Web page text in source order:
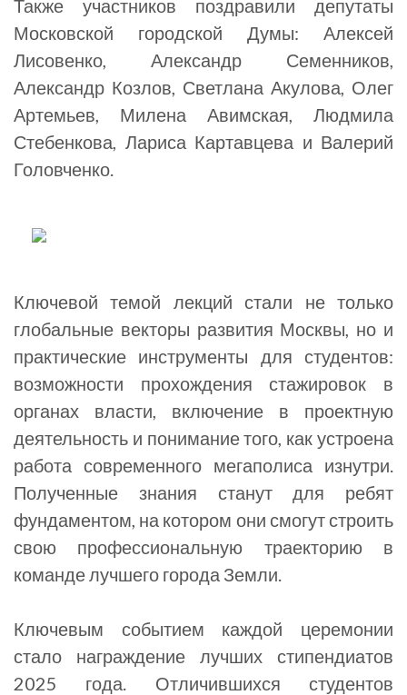
Также участников поздравили депутаты
Московской городской Думы: Алексей
Лисовенко, Александр Семенников,
Александр Козлов, Светлана Акулова, Олег
Артемьев, Милена Авимская, Людмила
Стебенкова, Лариса Картавцева и Валерий
Головченко.
Ключевой темой лекций стали не только
глобальные векторы развития Москвы, но и
практические инструменты для студентов:
возможности прохождения стажировок в
органах власти, включение в проектную
деятельность и понимание того, как устроена
работа современного мегаполиса изнутри.
Полученные знания станут для ребят
фундаментом, на котором они смогут строить
свою профессиональную траекторию в
команде лучшего города Земли.
Ключевым событием каждой церемонии
стало награждение лучших стипендиатов
2025 года. Отличившихся студентов